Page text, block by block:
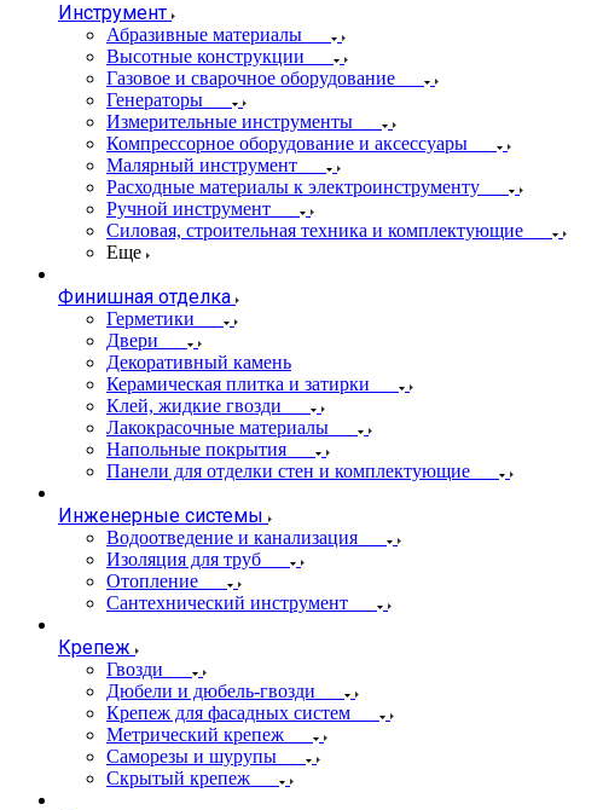
Инструмент
Абразивные материалы
Высотные конструкции
Газовое и сварочное оборудование
Генераторы
Измерительные инструменты
Компрессорное оборудование и аксессуары
Малярный инструмент
Расходные материалы к электроинструменту
Ручной инструмент
Силовая, строительная техника и комплектующие
Еще
Финишная отделка
Герметики
Двери
Декоративный камень
Керамическая плитка и затирки
Клей, жидкие гвозди
Лакокрасочные материалы
Напольные покрытия
Панели для отделки стен и комплектующие
Инженерные системы
Водоотведение и канализация
Изоляция для труб
Отопление
Сантехнический инструмент
Крепеж
Гвозди
Дюбели и дюбель-гвозди
Крепеж для фасадных систем
Метрический крепеж
Саморезы и шурупы
Скрытый крепеж